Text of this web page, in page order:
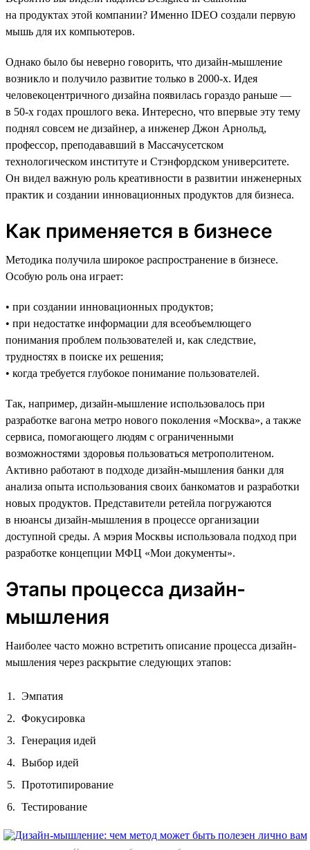
на продуктах этой компании? Именно IDEO создали первую
мышь для их компьютеров.
Однако было бы неверно говорить, что дизайн-мышление
возникло и получило развитие только в 2000-х. Идея
человекоцентричного дизайна появилась гораздо раньше —
в 50-х годах прошлого века. Интересно, что впервые эту тему
поднял совсем не дизайнер, а инженер Джон Арнольд,
профессор, преподававший в Массачусетском
технологическом институте и Стэнфордском университете.
Он видел важную роль креативности в развитии инженерных
практик и создании инновационных продуктов для бизнеса.
Как применяется в бизнесе
Методика получила широкое распространение в бизнесе.
Особую роль она играет:
• при создании инновационных продуктов;
• при недостатке информации для всеобъемлющего
понимания проблем пользователей и, как следствие,
трудностях в поиске их решения;
• когда требуется глубокое понимание пользователей.
Так, например, дизайн-мышление использовалось при
разработке вагона метро нового поколения «Москва», а также
сервиса, помогающего людям с ограниченными
возможностями здоровья пользоваться метрополитеном.
Активно работают в подходе дизайн-мышления банки для
анализа опыта использования своих банкоматов и разработки
новых продуктов. Представители ретейла погружаются
в нюансы дизайн-мышления в процессе организации
доступной среды. А мэрия Москвы использовала подход при
разработке концепции МФЦ «Мои документы».
Этапы процесса дизайн-
мышления
Наиболее часто можно встретить описание процесса дизайн-
мышления через раскрытие следующих этапов:
Эмпатия
Фокусировка
Генерация идей
Выбор идей
Прототипирование
Тестирование